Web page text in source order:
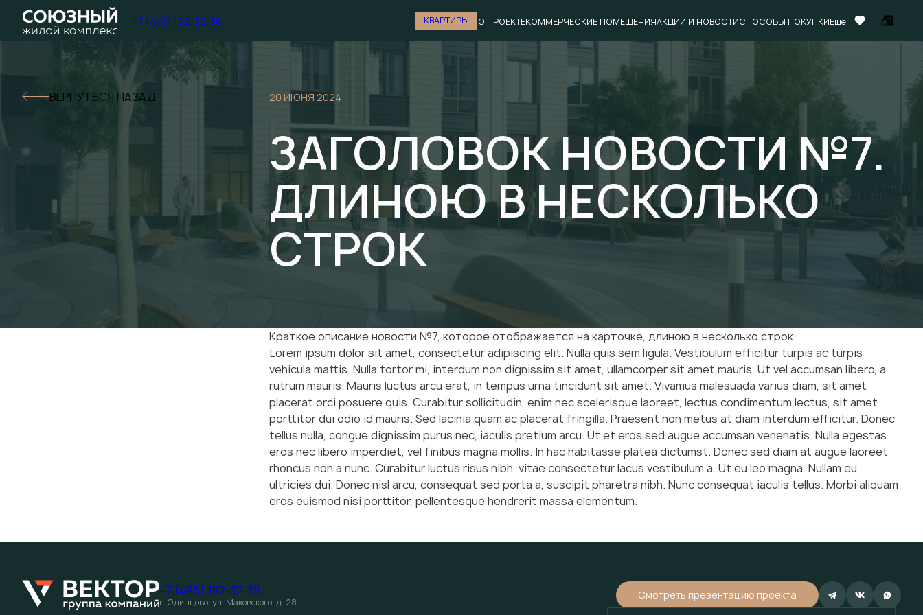
+7 (495) 182-32-38 КВАРТИРЫ О ПРОЕКТЕКОММЕРЧЕСКИЕ ПОМЕЩЕНИЯАКЦИИ И НОВОСТИСПОСОБЫ ПОКУПКИЕщё
ВЕРНУТЬСЯ НАЗАД 20 ИЮНЯ 2024
ЗАГОЛОВОК НОВОСТИ №7.
ДЛИНОЮ В НЕСКОЛЬКО
СТРОК
Краткое описание новости №7, которое отображается на карточке, длиною в несколько строк
Lorem ipsum dolor sit amet, consectetur adipiscing elit. Nulla quis sem ligula. Vestibulum efficitur turpis ac turpis
vehicula mattis. Nulla tortor mi, interdum non dignissim sit amet, ullamcorper sit amet mauris. Ut vel accumsan libero, a
rutrum mauris. Mauris luctus arcu erat, in tempus urna tincidunt sit amet. Vivamus malesuada varius diam, sit amet
placerat orci posuere quis. Curabitur sollicitudin, enim nec scelerisque laoreet, lectus condimentum lectus, sit amet
porttitor dui odio id mauris. Sed lacinia quam ac placerat fringilla. Praesent non metus at diam interdum efficitur. Donec
tellus nulla, congue dignissim purus nec, iaculis pretium arcu. Ut et eros sed augue accumsan venenatis. Nulla egestas
eros nec libero imperdiet, vel finibus magna mollis. In hac habitasse platea dictumst. Donec sed diam at augue laoreet
rhoncus non a nunc. Curabitur luctus risus nibh, vitae consectetur lacus vestibulum a. Ut eu leo magna. Nullam eu
ultricies dui. Donec nisl arcu, consequat sed porta a, suscipit pharetra nibh. Nunc consequat iaculis tellus. Morbi aliquam
eros euismod nisi porttitor, pellentesque hendrerit massa elementum.
+7 (495) 182-32-38
г. Одинцово, ул. Маковского, д. 28
Смотреть презентацию проекта